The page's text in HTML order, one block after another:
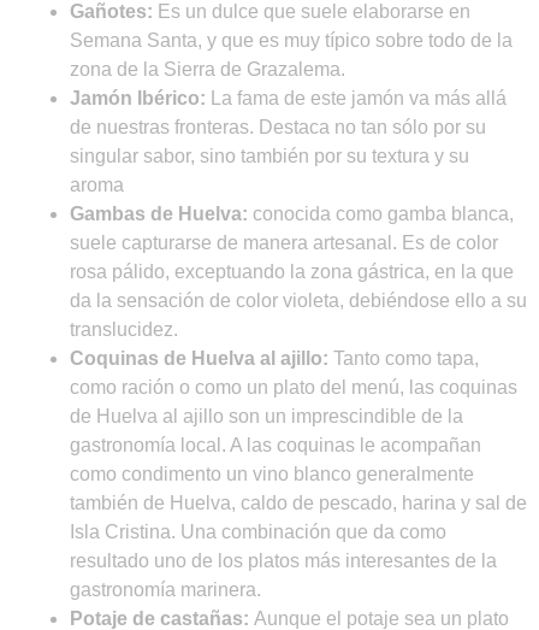
Gañotes: Es un dulce que suele elaborarse en
Semana Santa, y que es muy típico sobre todo de la
zona de la Sierra de Grazalema.
Jamón Ibérico:
La fama de este jamón va más allá
de nuestras fronteras. Destaca no tan sólo por su
singular sabor, sino también por su textura y su
aroma
Gambas de Huelva: conocida como gamba blanca,
suele capturarse de manera artesanal. Es de color
rosa pálido, exceptuando la zona gástrica, en la que
da la sensación de color violeta, debiéndose ello a su
translucidez.
Coquinas de Huelva al ajillo: Tanto como tapa,
como ración o como un plato del menú, las coquinas
de Huelva al ajillo son un imprescindible de la
gastronomía local. A las coquinas le acompañan
como condimento un vino blanco generalmente
también de Huelva, caldo de pescado, harina y sal de
Isla Cristina. Una combinación que da como
resultado uno de los platos más interesantes de la
gastronomía marinera.
Potaje de castañas: Aunque el potaje sea un plato